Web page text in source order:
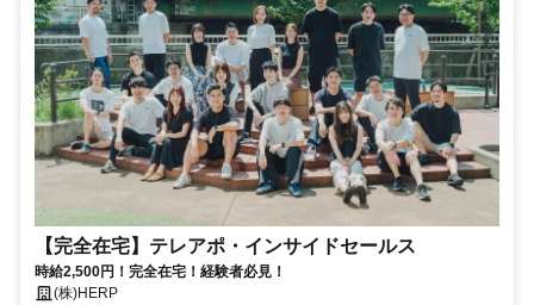
【完全在宅】テレアポ・インサイドセールス
時給2,500円！完全在宅！経験者必見！
(株)HERP